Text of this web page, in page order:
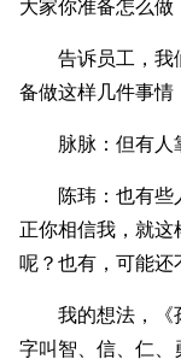
告诉员工，我
备做这样几件事情
脉脉：但有人
陈玮：也有些
正你相信我，就
呢？也有，可能还
我的想法，《
字叫智、信、仁、